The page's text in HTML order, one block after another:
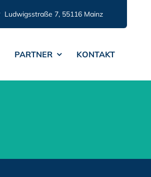
Ludwigsstraße 7, 55116 Mainz
PARTNER KONTAKT